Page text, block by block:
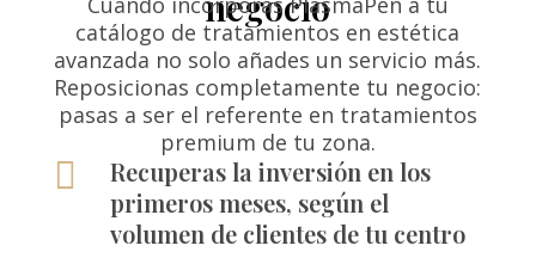
catálogo de tratamientos en estética
avanzada no solo añades un servicio más.
Reposicionas completamente tu negocio:
pasas a ser el referente en tratamientos
premium de tu zona.

Recuperas la inversión en los
primeros meses, según el
volumen de clientes de tu centro